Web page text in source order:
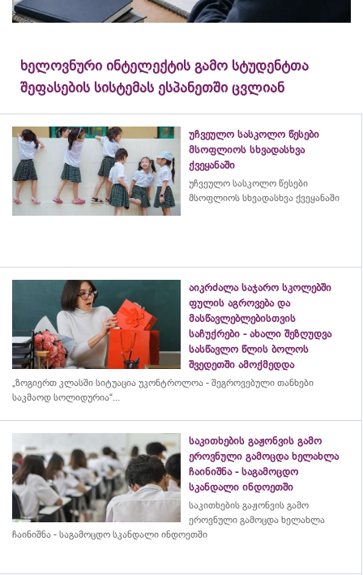
ხელოვნური ინტელექტის გამო სტუდენტთა
შეფასების სისტემას ესპანეთში ცვლიან
უჩვეულო სასკოლო წესები
მსოფლიოს სხვადასხვა
ქვეყანაში
უჩვეულო სასკოლო წესები
მსოფლიოს სხვადასხვა ქვეყანაში
აიკრძალა საჯარო სკოლებში
ფულის აგროვება და
მასწავლებლებისთვის
საჩუქრები - ახალი შეზღუდვა
სასწავლო წლის ბოლოს
შვედეთში ამოქმედდა
„ზოგიერთ კლასში სიტუაცია უკონტროლოა - შეგროვებული თანხები
საკმაოდ სოლიდურია“...
საკითხების გაჟონვის გამო
ეროვნული გამოცდა ხელახლა
ჩაინიშნა - საგამოცდო
სკანდალი ინდოეთში
საკითხების გაჟონვის გამო
ეროვნული გამოცდა ხელახლა
ჩაინიშნა - საგამოცდო სკანდალი ინდოეთში